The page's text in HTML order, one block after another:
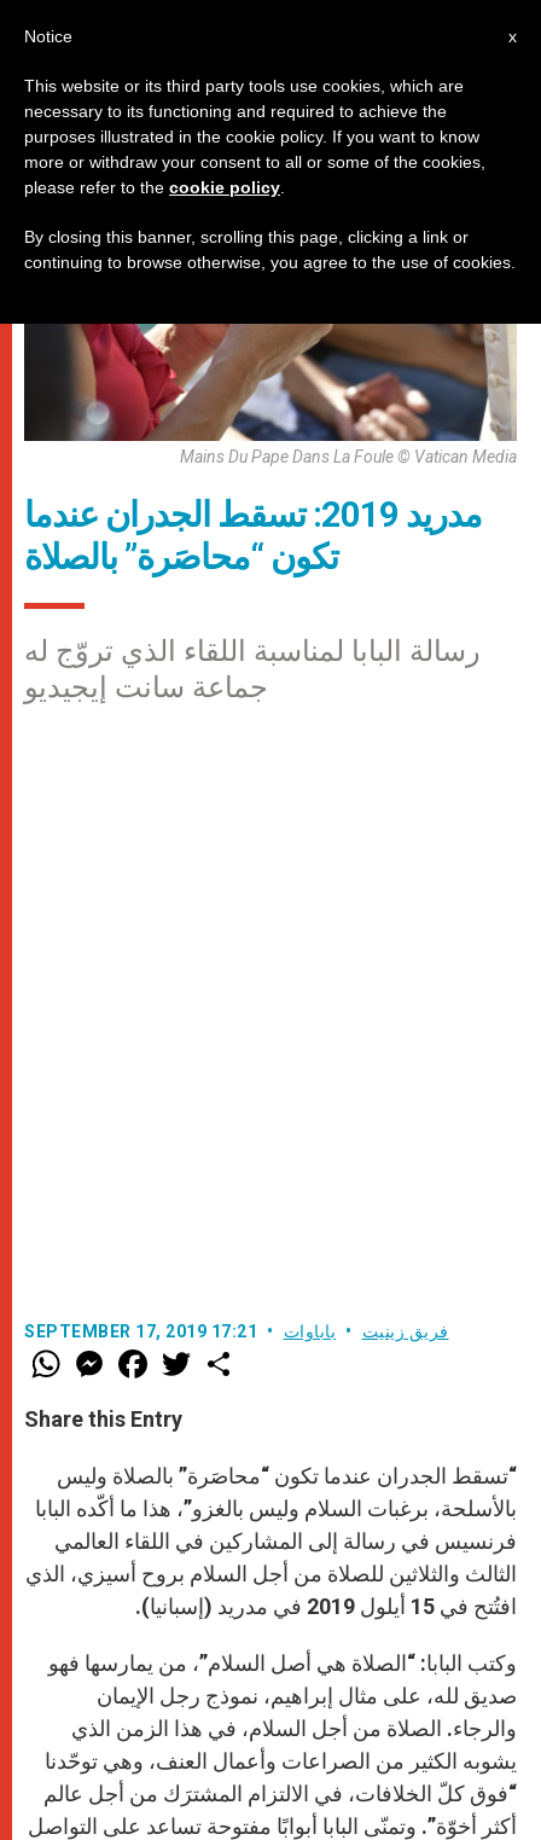
باباوات
Mains Du Pape Dans La Foule © Vatican Media
مدريد 2019: تسقط الجدران عندما
تكون “محاصَرة” بالصلاة
رسالة البابا لمناسبة اللقاء الذي تروّج له
جماعة سانت إيجيديو
SEPTEMBER 17, 2019 17:21 فريق زينيت باباوات
W
h
t
s
p
M
e
s
e
g
e
r
F
a
e
b
o
k
w
Share this Entry
“تسقط الجدران عندما تكون “محاصَرة” بالصلاة وليس
بالأسلحة، برغبات السلام وليس بالغزو”، هذا ما أكّده البابا
فرنسيس في رسالة إلى المشاركين في اللقاء العالمي
الثالث والثلاثين للصلاة من أجل السلام بروح أسيزي، الذي
افتُتح في 15 أيلول 2019 في مدريد (إسبانيا).
وكتب البابا: “الصلاة هي أصل السلام”، من يمارسها فهو
صديق لله، على مثال إبراهيم، نموذج رجل الإيمان
والرجاء. الصلاة من أجل السلام، في هذا الزمن الذي
يشوبه الكثير من الصراعات وأعمال العنف، وهي توحّدنا
“فوق كلّ الخلافات، في الالتزام المشترَك من أجل عالم
أكثر أخوّة”. وتمنّى البابا أبوابًا مفتوحة تساعد على التواصل
x
Notice
This website or its third party tools use cookies, which are
necessary to its functioning and required to achieve the
purposes illustrated in the cookie policy. If you want to know
more or withdraw your consent to all or some of the cookies,
please refer to the cookie policy
By closing this banner, scrolling this page, clicking a link or
continuing to browse otherwise, you agree to the use of cookies.